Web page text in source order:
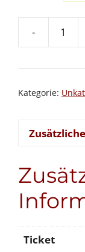
-
Kategorie:
Ticket